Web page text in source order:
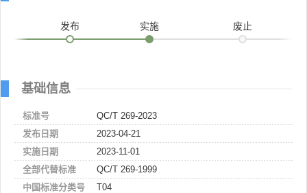
发布 实施 废止
基础信息
标准号
QC/T 269-2023
发布日期
2023-04-21
实施日期
2023-11-01
全部代替标准
QC/T 269-1999
中国标准分类号
T04